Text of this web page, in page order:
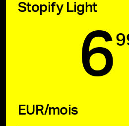
Stopify Light
6
EUR/mois